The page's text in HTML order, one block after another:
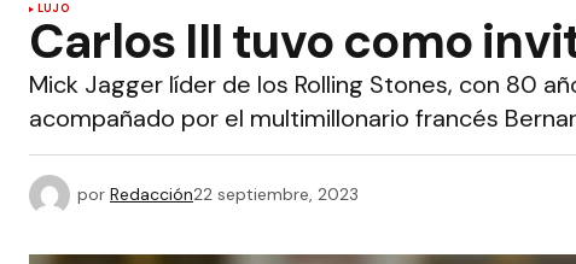
LUJO
Carlos III tuvo como
Mick Jagger líder de los Rolling Stones, con 80
acompañado por el multimillonario francés
por Redacción22 septiembre, 2023